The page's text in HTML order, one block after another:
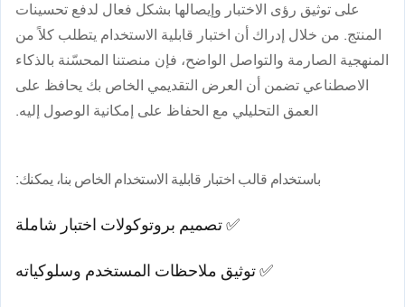
على توثيق رؤى الاختبار وإيصالها بشكل فعال لدفع تحسينات
المنتج. من خلال إدراك أن اختبار قابلية الاستخدام يتطلب كلاً من
المنهجية الصارمة والتواصل الواضح، فإن منصتنا المحسّنة بالذكاء
الاصطناعي تضمن أن العرض التقديمي الخاص بك يحافظ على
العمق التحليلي مع الحفاظ على إمكانية الوصول إليه.
باستخدام قالب اختبار قابلية الاستخدام الخاص بنا، يمكنك:
✅ تصميم بروتوكولات اختبار شاملة
✅ توثيق ملاحظات المستخدم وسلوكياته